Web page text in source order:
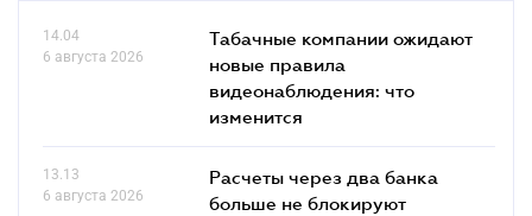
14.04
6 августа 2026
Табачные компании ожидают
новые правила
видеонаблюдения: что
изменится
13.13
6 августа 2026
Расчеты через два банка
больше не блокируют